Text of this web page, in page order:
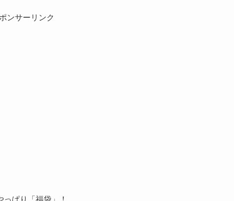
ンサーリンク
ぱり「福袋」！